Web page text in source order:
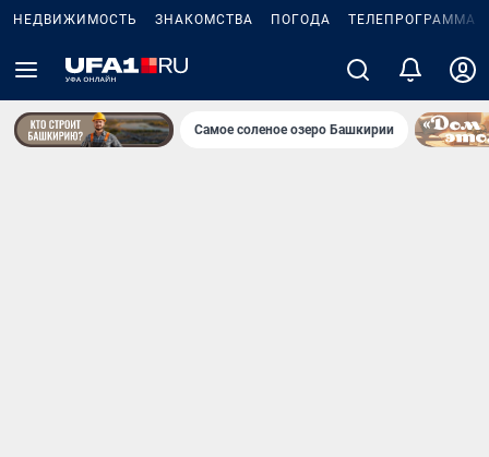
НЕДВИЖИМОСТЬ ЗНАКОМСТВА ПОГОДА ТЕЛЕПРОГРАММА
Самое соленое озеро Башкирии